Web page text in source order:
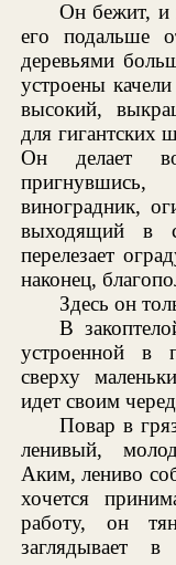
Он бежит, и
его подальше
деревьями
устроены
высокий,
для гигантских
Он делает
виноградник,
выходящий в
перелезает
наконец,
Здесь он
В
устроенной в
сверху
идет своим
Повар в
ленивый,
Аким, лениво
хочется
работу, он
заглядывает